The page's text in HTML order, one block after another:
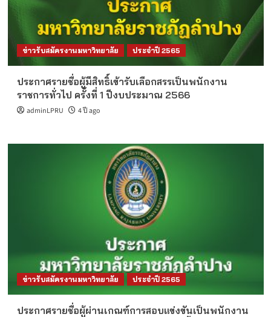
ข่าวรับสมัครงานมหาวิทยาลัย ประจำปี 2565
ประกาศรายชื่อผู้มีสิทธิ์เข้ารับเลือกสรรเป็นพนักงาน
ราชการทั่วไป ครั้งที่ 1 ปีงบประมาณ 2566
adminLPRU 4 ปี ago
ข่าวรับสมัครงานมหาวิทยาลัย ประจำปี 2565
ประกาศรายชื่อผู้ผ่านเกณฑ์การสอบแข่งขันเป็นพนักงาน